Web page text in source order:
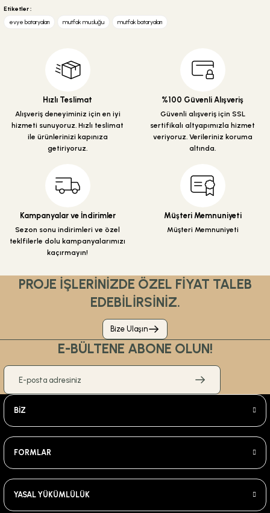
yetersiz gördüğünüz noktaları öneri formunu kullanarak tarafımıza
Görüş ve önerileriniz için teşekkür ederiz.
Ürün resmi kalitesiz, bozuk veya görüntülenemiyor.
Ürün açıklamasında eksik bilgiler bulunuyor.
Ürün fiyatı diğer sitelerden daha pahalı.
Bu ürüne benzer farklı alternatifler olmalı.
Etiketler :
evye bataryaları
mutfak musluğu mutfak bataryaları
Hızlı Teslimat
Alışveriş deneyiminiz için en iyi
hizmeti sunuyoruz. Hızlı teslimat
ile ürünlerinizi kapınıza
getiriyoruz.
%100 Güvenli Alışveriş
Güvenli alışveriş için SSL
sertifikalı altyapımızla hizmet
veriyoruz. Verileriniz koruma
altında.
Kampanyalar ve İndirimler
Sezon sonu indirimleri ve özel
teklfilerle dolu kampanyalarımızı
kaçırmayın!
Müşteri Memnuniyeti
Müşteri Memnuniyeti
PROJE İŞLERİNİZDE ÖZEL FİYAT TALEB
EDEBİLİRSİNİZ.
Bize Ulaşın
E-BÜLTENE ABONE OLUN!
BİZ
FORMLAR
YASAL YÜKÜMLÜLÜK